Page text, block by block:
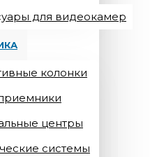
для видеокамер
колонки
центры
системы